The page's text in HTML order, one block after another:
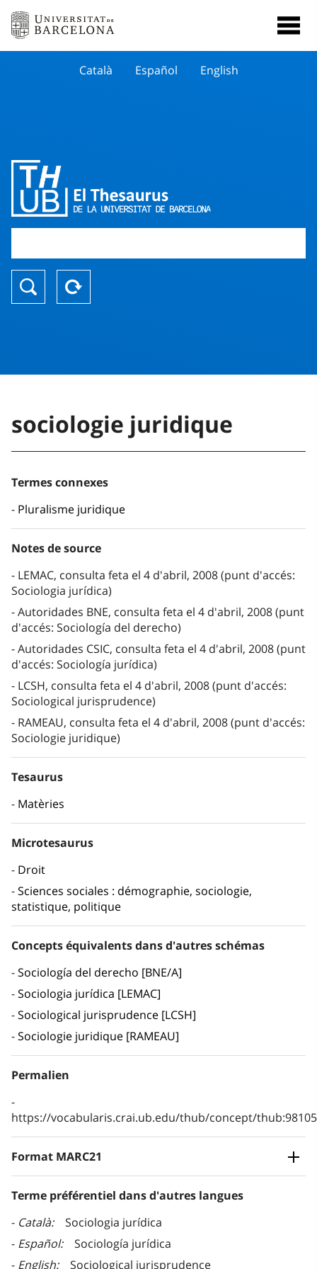
Català Español English
sociologie juridique
Termes connexes
Pluralisme juridique
Notes de source
LEMAC, consulta feta el 4 d'abril, 2008 (punt d'accés:
Sociologia jurídica)
Autoridades BNE, consulta feta el 4 d'abril, 2008 (punt
d'accés: Sociología del derecho)
Autoridades CSIC, consulta feta el 4 d'abril, 2008 (punt
d'accés: Sociología jurídica)
LCSH, consulta feta el 4 d'abril, 2008 (punt d'accés:
Sociological jurisprudence)
RAMEAU, consulta feta el 4 d'abril, 2008 (punt d'accés:
Sociologie juridique)
Tesaurus
Matèries
Microtesaurus
Droit
Sciences sociales : démographie, sociologie,
statistique, politique
Concepts équivalents dans d'autres schémas
Sociología del derecho [BNE/A]
Sociologia jurídica [LEMAC]
Sociological jurisprudence [LCSH]
Sociologie juridique [RAMEAU]
Permalien
https://vocabularis.crai.ub.edu/thub/concept/
Format MARC21
Terme préférentiel dans d'autres langues
Català
Sociologia jurídica
Español
Sociología jurídica
English
Sociological jurisprudence